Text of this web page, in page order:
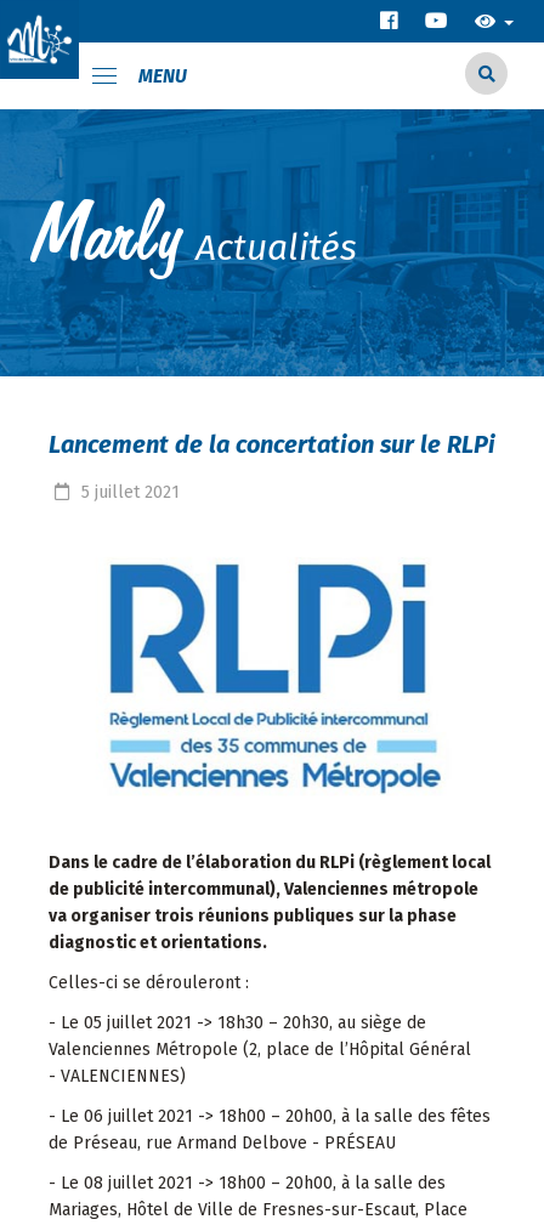
MENU
Actualités
Lancement de la concertation sur le RLPi
5 juillet 2021
Dans le cadre de l’élaboration du RLPi (règlement local
de publicité intercommunal), Valenciennes métropole
va organiser trois réunions publiques sur la phase
diagnostic et orientations.
Celles-ci se dérouleront :
- Le 05 juillet 2021 -> 18h30 – 20h30, au siège de
Valenciennes Métropole (2, place de l’Hôpital Général
- VALENCIENNES)
- Le 06 juillet 2021 -> 18h00 – 20h00, à la salle des fêtes
de Préseau, rue Armand Delbove - PRÉSEAU
- Le 08 juillet 2021 -> 18h00 – 20h00, à la salle des
Mariages, Hôtel de Ville de Fresnes-sur-Escaut, Place